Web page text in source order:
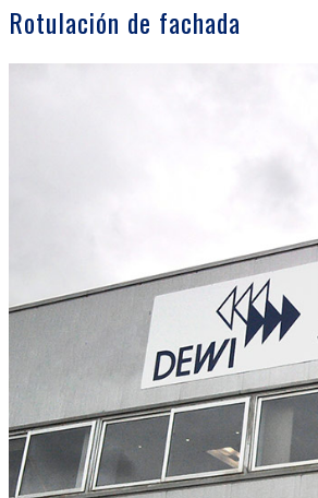
Rotulación de fachada